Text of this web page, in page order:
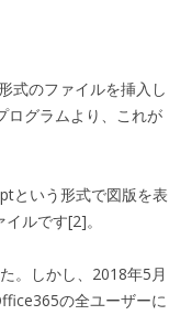
式のファイルを挿入し
ログラムより、これが
という形式で図版を表
ルです[2]。
。しかし、2018年5月
の全ユーザーに